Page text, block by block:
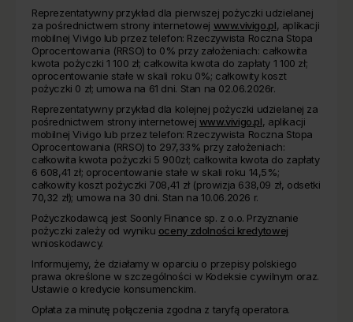
Reprezentatywny przykład dla pierwszej pożyczki udzielanej
za pośrednictwem strony internetowej www.vivigo.pl, aplikacji
mobilnej Vivigo lub przez telefon: Rzeczywista Roczna Stopa
Oprocentowania (RRSO) to 0% przy założeniach: całkowita
kwota pożyczki 1 100 zł; całkowita kwota do zapłaty 1 100 zł;
oprocentowanie stałe w skali roku 0%; całkowity koszt
pożyczki 0 zł; umowa na 61 dni. Stan na 02.06.2026r.
Reprezentatywny przykład dla kolejnej pożyczki udzielanej za
pośrednictwem strony internetowej www.vivigo.pl, aplikacji
mobilnej Vivigo lub przez telefon: Rzeczywista Roczna Stopa
Oprocentowania (RRSO) to 297,33% przy założeniach:
całkowita kwota pożyczki 5 900zł; całkowita kwota do zapłaty
6 608,41 zł; oprocentowanie stałe w skali roku 14,5%;
całkowity koszt pożyczki 708,41 zł (prowizja 638,09 zł, odsetki
70,32 zł); umowa na 30 dni. Stan na 10.06.2026 r.
Pożyczkodawcą jest Soonly Finance sp. z o.o. Przyznanie
pożyczki zależy od wyniku oceny zdolności kredytowej
wnioskodawcy.
Informujemy, że działamy w oparciu o przepisy polskiego
prawa określone w szczególności w Kodeksie cywilnym oraz.
Ustawie o kredycie konsumenckim.
Opłata za minutę połączenia zgodna z taryfą operatora.